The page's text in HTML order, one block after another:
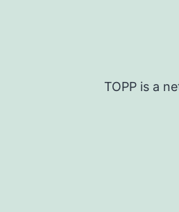
TOPP is a